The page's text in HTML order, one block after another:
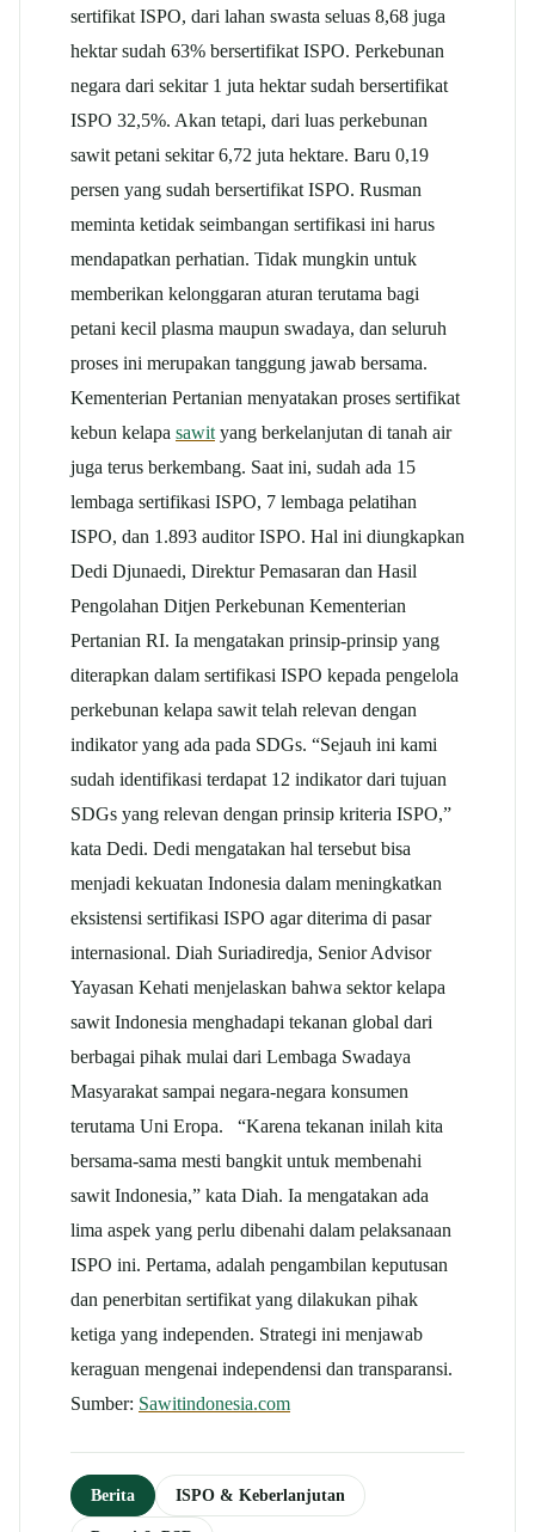
sertifikat ISPO, dari lahan swasta seluas 8,68 juga
hektar sudah 63% bersertifikat ISPO. Perkebunan
negara dari sekitar 1 juta hektar sudah bersertifikat
ISPO 32,5%. Akan tetapi, dari luas perkebunan
sawit petani sekitar 6,72 juta hektare. Baru 0,19
persen yang sudah bersertifikat ISPO. Rusman
meminta ketidak seimbangan sertifikasi ini harus
mendapatkan perhatian. Tidak mungkin untuk
memberikan kelonggaran aturan terutama bagi
petani kecil plasma maupun swadaya, dan seluruh
proses ini merupakan tanggung jawab bersama.
Kementerian Pertanian menyatakan proses sertifikat
kebun kelapa sawityang berkelanjutan di tanah air
juga terus berkembang. Saat ini, sudah ada 15
lembaga sertifikasi ISPO, 7 lembaga pelatihan
ISPO, dan 1.893 auditor ISPO. Hal ini diungkapkan
Dedi Djunaedi, Direktur Pemasaran dan Hasil
Pengolahan Ditjen Perkebunan Kementerian
Pertanian RI. Ia mengatakan prinsip-prinsip yang
diterapkan dalam sertifikasi ISPO kepada pengelola
perkebunan kelapa sawit telah relevan dengan
indikator yang ada pada SDGs. “Sejauh ini kami
sudah identifikasi terdapat 12 indikator dari tujuan
SDGs yang relevan dengan prinsip kriteria ISPO,”
kata Dedi. Dedi mengatakan hal tersebut bisa
menjadi kekuatan Indonesia dalam meningkatkan
eksistensi sertifikasi ISPO agar diterima di pasar
internasional. Diah Suriadiredja, Senior Advisor
Yayasan Kehati menjelaskan bahwa sektor kelapa
sawit Indonesia menghadapi tekanan global dari
berbagai pihak mulai dari Lembaga Swadaya
Masyarakat sampai negara-negara konsumen
terutama Uni Eropa. “Karena tekanan inilah kita
bersama-sama mesti bangkit untuk membenahi
sawit Indonesia,” kata Diah. Ia mengatakan ada
lima aspek yang perlu dibenahi dalam pelaksanaan
ISPO ini. Pertama, adalah pengambilan keputusan
dan penerbitan sertifikat yang dilakukan pihak
ketiga yang independen. Strategi ini menjawab
keraguan mengenai independensi dan transparansi.
Sumber: Sawitindonesia.com
Berita ISPO & Keberlanjutan